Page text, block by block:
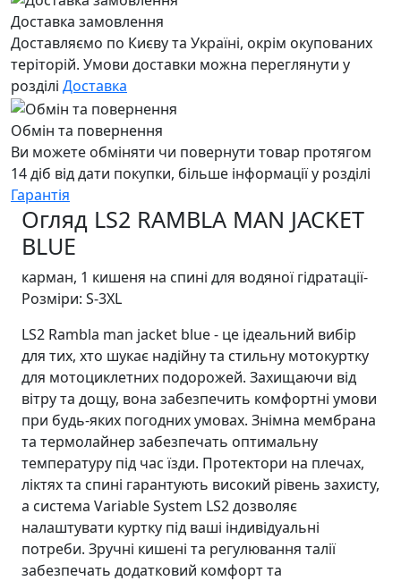
Доставка замовлення
Доставляємо по Києву та Україні, окрім окупованих
теріторій. Умови доставки можна переглянути у
розділі Доставка
Обмін та повернення
Ви можете обміняти чи повернути товар протягом
14 діб від дати покупки, більше інформації у розділі
Гарантія
Огляд LS2 RAMBLA MAN JACKET
BLUE
карман, 1 кишеня на спині для водяної гідратації-
Розміри: S-3XL
LS2 Rambla man jacket blue - це ідеальний вибір
для тих, хто шукає надійну та стильну мотокуртку
для мотоциклетних подорожей. Захищаючи від
вітру та дощу, вона забезпечить комфортні умови
при будь-яких погодних умовах. Знімна мембрана
та термолайнер забезпечать оптимальну
температуру під час їзди. Протектори на плечах,
ліктях та спині гарантують високий рівень захисту,
а система Variable System LS2 дозволяє
налаштувати куртку під ваші індивідуальні
потреби. Зручні кишені та регулювання талії
забезпечать додатковий комфорт та